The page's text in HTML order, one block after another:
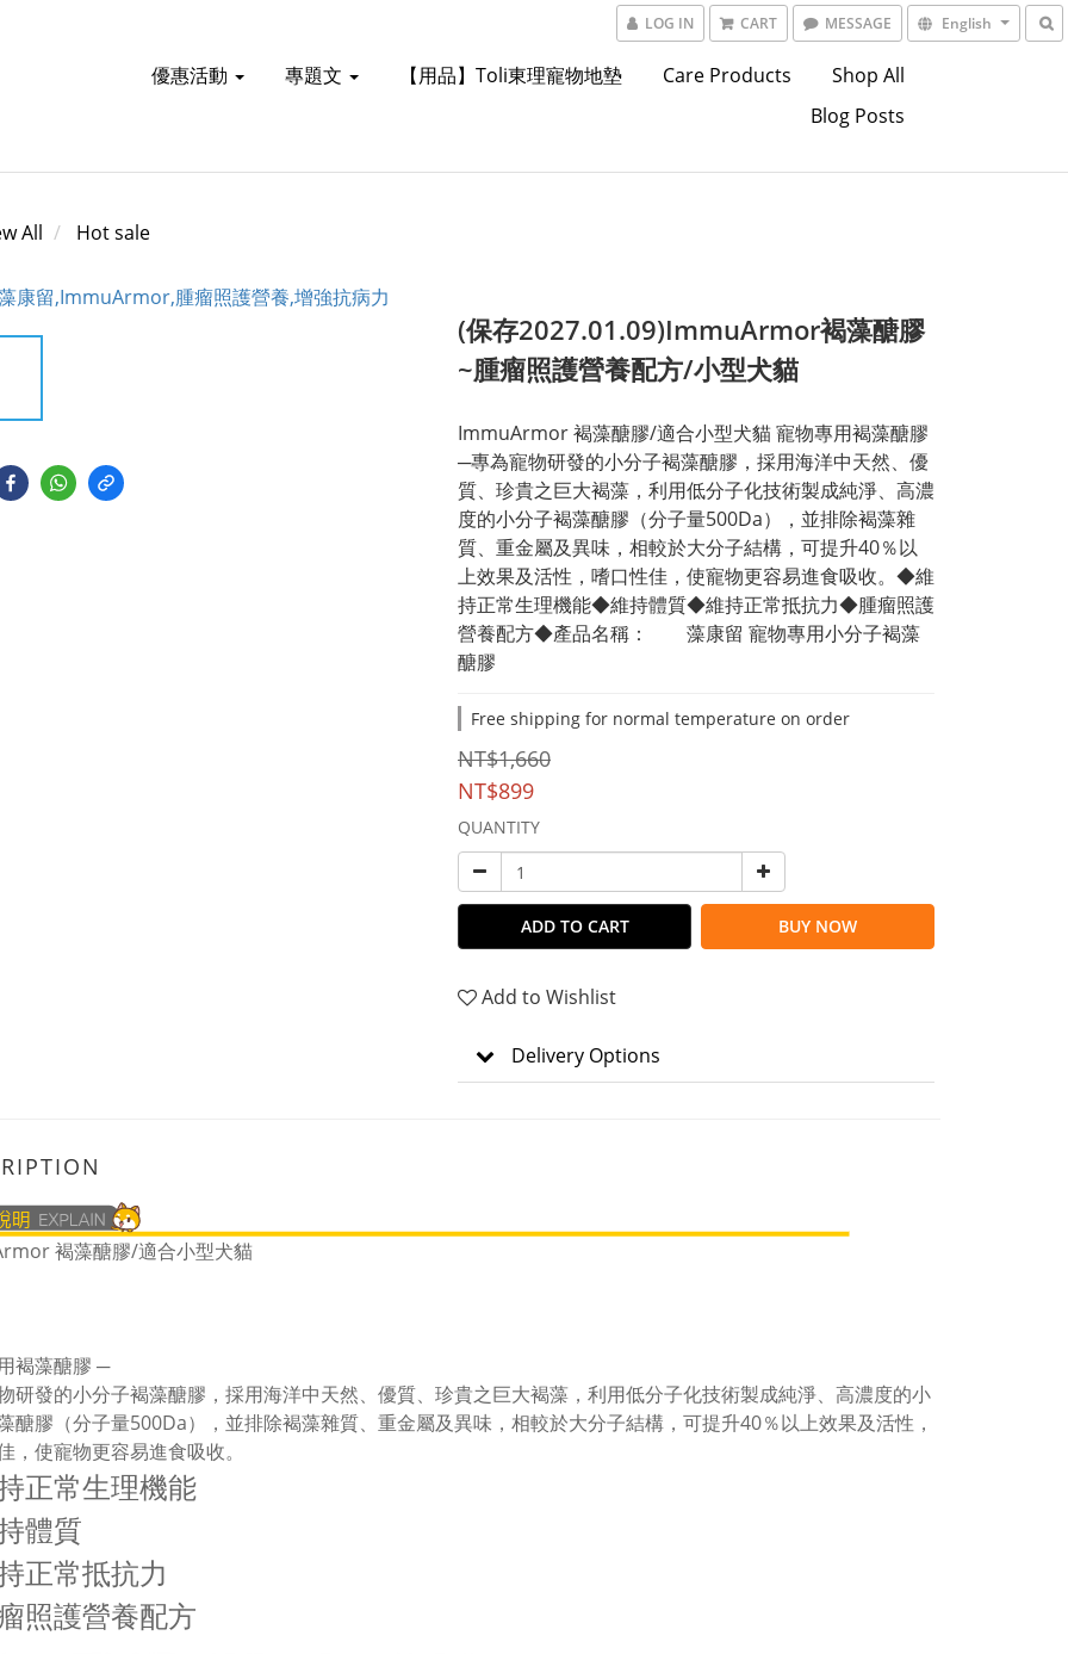
LOG IN CART MESSAGE English
優惠活動 專題文 【用品】Toli東理寵物地墊 Care Products
Shop All
Blog Posts
All Hot sale
(保存2027.01.09)ImmuArmor褐藻醣膠
~腫瘤照護營養配方/小型犬貓
ImmuArmor 褐藻醣膠/適合小型犬貓 寵物專用褐藻醣膠
─專為寵物研發的小分子褐藻醣膠，採用海洋中天然、優
質、珍貴之巨大褐藻，利用低分子化技術製成純淨、高濃
度的小分子褐藻醣膠（分子量500Da），並排除褐藻雜
質、重金屬及異味，相較於大分子結構，可提升40％以
上效果及活性，嗜口性佳，使寵物更容易進食吸收。◆維
持正常生理機能◆維持體質◆維持正常抵抗力◆腫瘤照護
營養配方◆產品名稱：	藻康留 寵物專用小分子褐藻
醣膠
Free shipping for normal temperature on order
NT$1,660
NT$899
QUANTITY
ADD TO CART BUY NOW
Add to Wishlist
Delivery Options
褐藻醣膠/適合小型犬貓
褐藻醣膠 ─
研發的小分子褐藻醣膠，採用海洋中天然、優質、珍貴之巨大褐藻，利用低分子化技術製成純淨、高濃度的小
醣膠（分子量500Da），並排除褐藻雜質、重金屬及異味，相較於大分子結構，可提升40％以上效果及活性，
，使寵物更容易進食吸收。
正常生理機能
體質
正常抵抗力
照護營養配方